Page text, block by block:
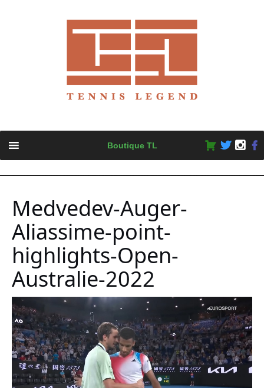
content
Boutique TL
Medvedev-Auger-
Aliassime-point-
highlights-Open-
Australie-2022